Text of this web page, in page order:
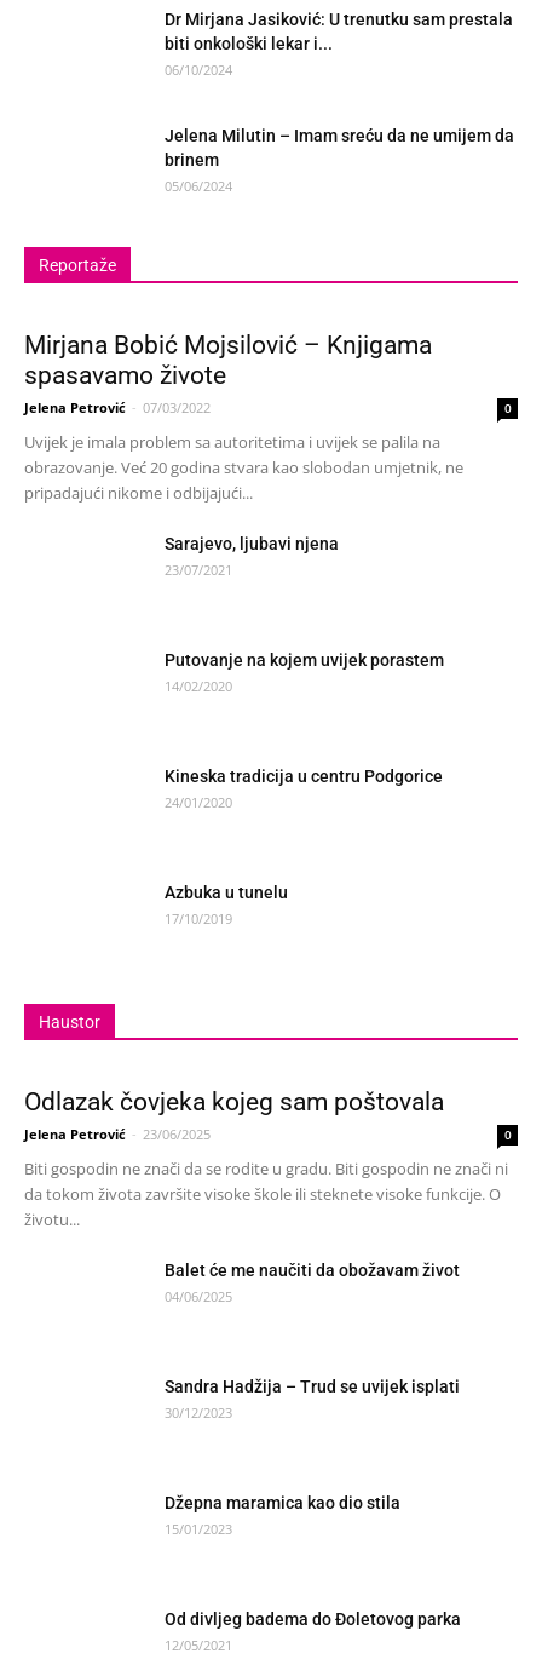
Dr Mirjana Jasiković: U trenutku sam prestala
biti onkološki lekar i...
06/10/2024
Jelena Milutin – Imam sreću da ne umijem da
brinem
05/06/2024
Reportaže
Mirjana Bobić Mojsilović – Knjigama
spasavamo živote
Jelena Petrović - 07/03/2022 0
Uvijek je imala problem sa autoritetima i uvijek se palila na
obrazovanje. Već 20 godina stvara kao slobodan umjetnik, ne
pripadajući nikome i odbijajući...
Sarajevo, ljubavi njena
23/07/2021
Putovanje na kojem uvijek porastem
14/02/2020
Kineska tradicija u centru Podgorice
24/01/2020
Azbuka u tunelu
17/10/2019
Haustor
Odlazak čovjeka kojeg sam poštovala
Jelena Petrović - 23/06/2025 0
Biti gospodin ne znači da se rodite u gradu. Biti gospodin ne znači ni
da tokom života završite visoke škole ili steknete visoke funkcije. O
životu...
Balet će me naučiti da obožavam život
04/06/2025
Sandra Hadžija – Trud se uvijek isplati
30/12/2023
Džepna maramica kao dio stila
15/01/2023
Od divljeg badema do Đoletovog parka
12/05/2021